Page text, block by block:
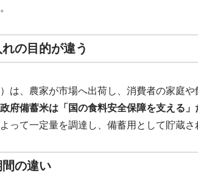
の目的が違う
は、農家が市場へ出荷し、消費者の家庭
政府備蓄米は「国の食料安全保障を支える
って一定量を調達し、備蓄用として貯蔵さ
の違い